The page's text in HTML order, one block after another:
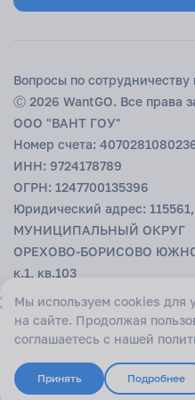
удобным, и выгодным. Просто
Начать
Вопросы по сотрудничеству
Ⓒ 2026 WantGO. Все права
ООО "ВАНТ ГОУ"
Номер счета:
ИНН: 9724178789
ОГРН: 1247700135396
Юридический адрес:
МУНИЦИПАЛЬНЫЙ ОКРУГ
ОРЕХОВО-БОРИСОВО
к.1, кв.103
БИК: 044525593
К/с:
ЦФО
Мы используем cookies для
на сайте. Продолжая
соглашаетесь с нашей
Принять Подробнее